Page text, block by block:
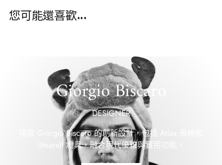
購
您可能還喜歡...
Giorgio Biscaro
DESIGNER
探索 Giorgio Biscaro 的創新設計，包括 Atlas 長椅和
Umarell 燈具，融合現代優雅與實用功能。